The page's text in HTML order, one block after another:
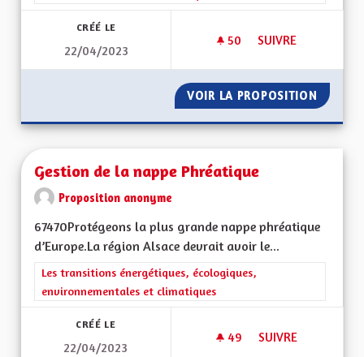
CRÉÉ LE
22/04/2023
50 50 ABONNÉS
SUIVRE
VOIR LA PROPOSITION
Gestion de la nappe Phréatique
Proposition anonyme
67470Protégeons la plus grande nappe phréatique
d’Europe.La région Alsace devrait avoir le...
Filtrer les résultats de la catégorie : Les transitions
Les transitions énergétiques, écologiques,
environnementales et climatiques
CRÉÉ LE
22/04/2023
49 49 ABONNÉS
SUIVRE